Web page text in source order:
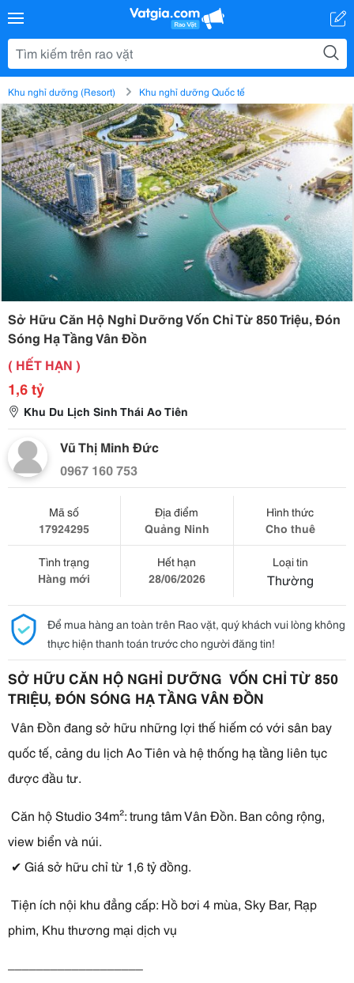
Khu nghỉ dưỡng (Resort) Khu nghỉ dưỡng Quốc tế
Sở Hữu Căn Hộ Nghỉ Dưỡng Vốn Chỉ Từ 850 Triệu, Đón
Sóng Hạ Tầng Vân Đồn
( HẾT HẠN )
1,6 tỷ
Khu Du Lịch Sinh Thái Ao Tiên
Vũ Thị Minh Đức
0967 160 753
Mã số
17924295
Địa điểm
Quảng Ninh
Hình thức
Cho thuê
Tình trạng
Hàng mới
Hết hạn
28/06/2026
Loại tin
Thường
Để mua hàng an toàn trên Rao vặt, quý khách vui lòng không
thực hiện thanh toán trước cho người đăng tin!
SỞ HỮU CĂN HỘ NGHỈ DƯỠNG  VỐN CHỈ TỪ 850
TRIỆU, ĐÓN SÓNG HẠ TẦNG VÂN ĐỒN
quốc tế, cảng du lịch Ao Tiên và hệ thống hạ tầng liên tục
được đầu tư.
view biển và núi.
✔ Giá sở hữu chỉ từ 1,6 tỷ đồng.
phim, Khu thương mại dịch vụ